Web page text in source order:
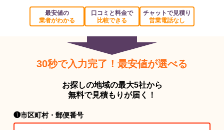
最安値の
業者がわかる
口コミと料金で
比較できる
チャットで見積り
営業電話なし
30秒で入力完了！最安値が選べる
お探しの地域の最大5社から
無料で見積もりが届く！
❶市区町村・郵便番号